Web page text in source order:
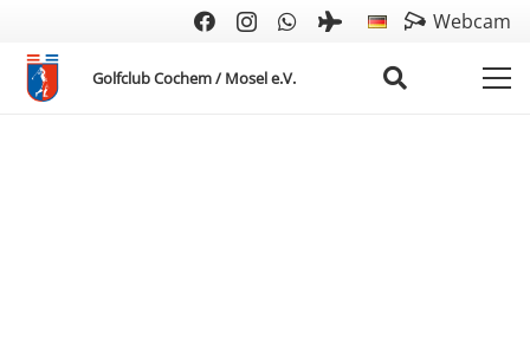
Webcam
Golfclub Cochem / Mosel e.V.